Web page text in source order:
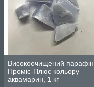
Високоочищений парафін
Проміс-Плюс кольору
аквамарин, 1 кг